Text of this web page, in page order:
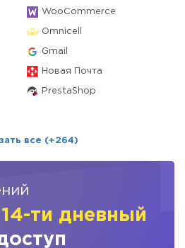
WooCommerce
Omnicell
Gmail
Новая Почта
PrestaShop
все (+264)
14-ти дневный